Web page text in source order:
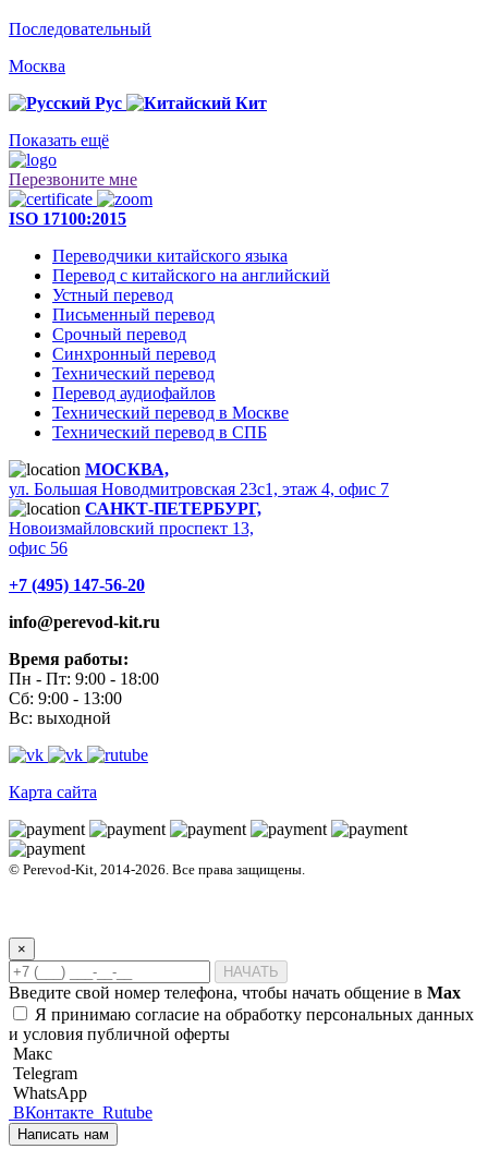
Последовательный
Москва
Рус
Кит
Показать ещё
Перезвоните мне
ISO 17100:2015
Переводчики китайского языка
Перевод с китайского на английский
Устный перевод
Письменный перевод
Срочный перевод
Синхронный перевод
Технический перевод
Перевод аудиофайлов
Технический перевод в Москве
Технический перевод в СПБ
МОСКВА,
ул. Большая Новодмитровская 23с1, этаж 4, офис 7
САНКТ-ПЕТЕРБУРГ,
Новоизмайловский проспект 13,
офис 56
+7 (495) 147-56-20
info@perevod-kit.ru
Время работы:
Пн - Пт: 9:00 - 18:00
Сб: 9:00 - 13:00
Вс: выходной
Карта сайта
© Perevod-Kit, 2014-2026. Все права защищены.
×
НАЧАТЬ
Введите свой номер телефона, чтобы начать общение в Max
Я принимаю согласие на обработку персональных данных
и условия публичной оферты
Макс
Telegram
WhatsApp
ВКонтакте Rutube
Написать нам